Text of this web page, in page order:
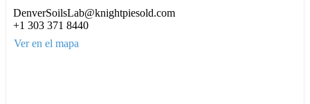
DenverSoilsLab@knightpiesold.com
+1 303 371 8440
Ver en el mapa